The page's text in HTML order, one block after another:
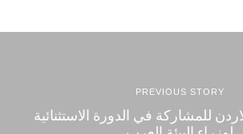
PREVIOUS STORY
للمشاركة في الدورة الاستثنائية